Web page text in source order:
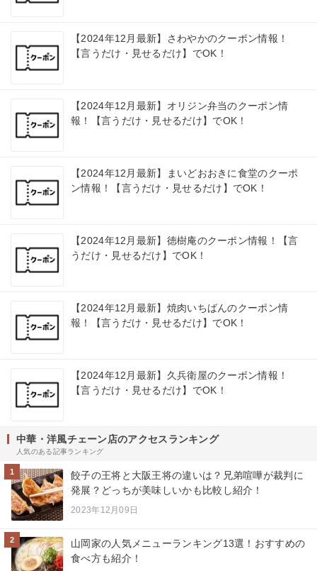
【2024年12月最新】さわやかのクーポン情報！
【言うだけ・見せるだけ】でOK！
【2024年12月最新】オリジン弁当のクーポン情
報！【言うだけ・見せるだけ】でOK！
【2024年12月最新】まいどおおきに食堂のクーポ
ン情報！【言うだけ・見せるだけ】でOK！
【2024年12月最新】徳樹庵のクーポン情報！【言
うだけ・見せるだけ】でOK！
【2024年12月最新】焼肉いちばんのクーポン情
報！【言うだけ・見せるだけ】でOK！
【2024年12月最新】久兵衛屋のクーポン情報！
【言うだけ・見せるだけ】でOK！
中華・洋風チェーン店のアクセスランキング
人気のある記事ランキング
1
餃子の王将と大阪王将の違いは？兄弟喧嘩が裁判に
発展？どっちが美味しいかも比較し紹介！
2023年12月09日
2
山岡家の人気メニューランキング13選！おすすめの
食べ方も紹介！